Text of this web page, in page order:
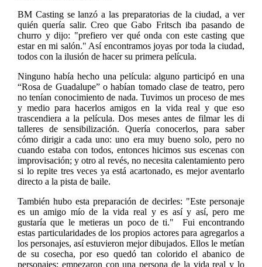
BM Casting se lanzó a las preparatorias de la ciudad, a ver
quién quería salir. Creo que Gabo Fritsch iba pasando de
churro y dijo: "prefiero ver qué onda con este casting que
estar en mi salón." Así encontramos joyas por toda la ciudad,
todos con la ilusión de hacer su primera película.
Ninguno había hecho una película: alguno participó en una
“Rosa de Guadalupe” o habían tomado clase de teatro, pero
no tenían conocimiento de nada. Tuvimos un proceso de mes
y medio para hacerlos amigos en la vida real y que eso
trascendiera a la película. Dos meses antes de filmar les di
talleres de sensibilización. Quería conocerlos, para saber
cómo dirigir a cada uno: uno era muy bueno solo, pero no
cuando estaba con todos, entonces hicimos sus escenas con
improvisación; y otro al revés, no necesita calentamiento pero
si lo repite tres veces ya está acartonado, es mejor aventarlo
directo a la pista de baile.
También hubo esta preparación de decirles: "Este personaje
es un amigo mío de la vida real y es así y así, pero me
gustaría que le metieras un poco de ti." Fui encontrando
estas particularidades de los propios actores para agregarlos a
los personajes, así estuvieron mejor dibujados. Ellos le metían
de su cosecha, por eso quedó tan colorido el abanico de
personajes: empezaron con una persona de la vida real y lo